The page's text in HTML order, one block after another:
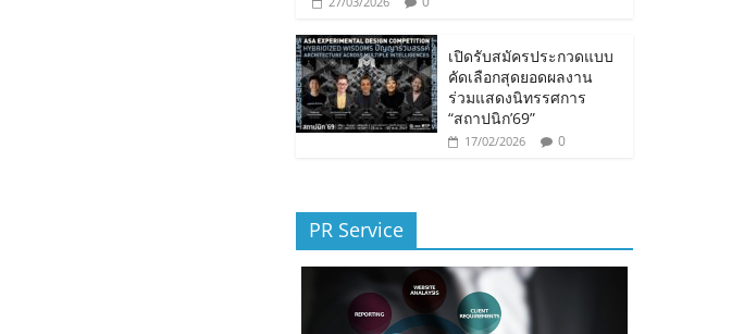
เปิดรับสมัครประกวดแบบ
คัดเลือกสุดยอดผลงาน
ร่วมแสดงนิทรรศการ
“สถาปนิก’69”
17/02/2026 0
PR Service